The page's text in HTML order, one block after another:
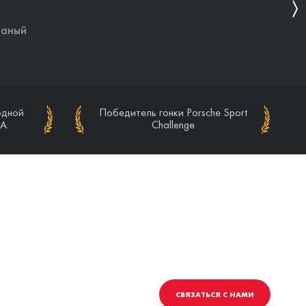
Победитель гонки Porsche Sport
Challenge
Победитель гонки Porsche Sport
Challenge
СВЯЗАТЬСЯ С НАМИ